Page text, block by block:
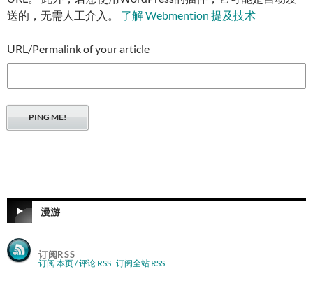
送的，无需人工介入。 了解 Webmention 提及技术
URL/Permalink of your article
漫游
订阅RSS
订阅 本页 / 评论 RSS 订阅全站 RSS